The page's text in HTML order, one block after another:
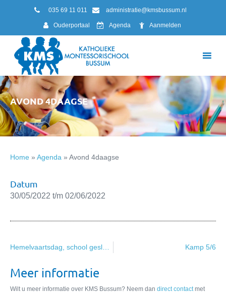
035 69 11 011 administratie@kmsbussum.nl
Ouderportaal Agenda Aanmelden
AVOND 4DAAGSE
Home » Agenda » Avond 4daagse
Datum
30/05/2022 t/m 02/06/2022
Kamp 5/6
Meer informatie
Wilt u meer informatie over KMS Bussum? Neem dan direct contactmet